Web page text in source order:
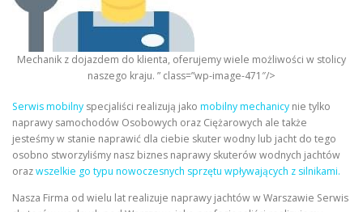
Mechanik z dojazdem do klienta, oferujemy wiele możliwości w stolicy
naszego kraju. ” class=”wp-image-471″/>
Serwis mobilny specjaliści realizują jako mobilny mechanicy nie tylko
naprawy samochodów Osobowych oraz Ciężarowych ale także
jesteśmy w stanie naprawić dla ciebie skuter wodny lub jacht do tego
osobno stworzyliśmy nasz biznes naprawy skuterów wodnych jachtów
orazwszelkie go typu nowoczesnych sprzętu wpływających z silnikami.
Nasza Firma od wielu lat realizuje naprawy jachtów w Warszawie Serwis